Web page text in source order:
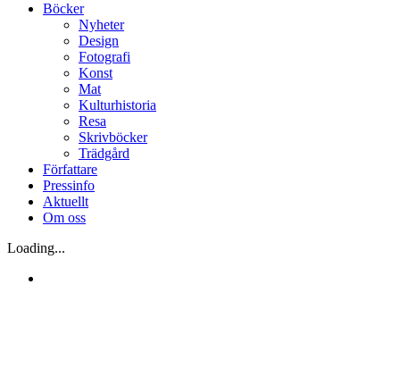
Böcker
Nyheter
Design
Fotografi
Konst
Mat
Kulturhistoria
Resa
Skrivböcker
Trädgård
Författare
Pressinfo
Aktuellt
Om oss
Loading...